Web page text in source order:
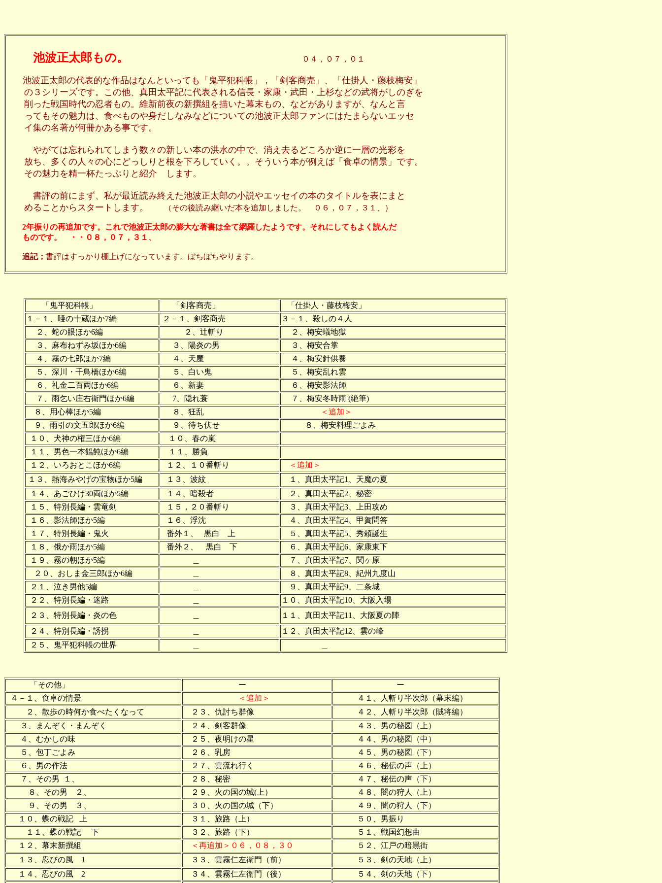
池波正太郎もの。 ０４，０７，０１
池波正太郎の代表的な作品はなんといっても「鬼平犯科帳」，「剣客商売」、「仕掛人・藤枝梅安」
の３シリーズです。この他、真田太平記に代表される信長・家康・武田・上杉などの武将がしのぎを
削った戦国時代の忍者もの。維新前夜の新撰組を描いた幕末もの、などがありますが、なんと言
ってもその魅力は、食べものや身だしなみなどについての池波正太郎ファンにはたまらないエッセ
イ集の名著が何冊かある事です。
やがては忘れられてしまう数々の新しい本の洪水の中で、消え去るどころか逆に一層の光彩を
放ち、多くの人々の心にどっしりと根を下ろしていく。。そういう本が例えば「食卓の情景」です。
その魅力を精一杯たっぷりと紹介 します。
書評の前にまず、私が最近読み終えた池波正太郎の小説やエッセイの本のタイトルを表にまと
めることからスタートします。
（その後読み継いだ本を追加しました。 ０６，０７，３１、）
2年振りの再追加です。これで池波正太郎の膨大な著書は全て網羅したようです。それにしてもよく読んだ
ものです。
・・０８，０７，３１、
追記； 書評はすっかり棚上げになっています。ぼちぼちやります。
「鬼平犯科帳」 「剣客商売」
「仕掛人・藤枝梅安」
１－１、唖の十蔵ほか7編
２－１、剣客商売
３－１、殺しの４人
２、蛇の眼ほか6編
２、辻斬り
２、梅安蟻地獄
３、麻布ねずみ坂ほか6編
３、陽炎の男
３、梅安合掌
４、霧の七郎ほか7編
４、天魔
４、梅安針供養
５、深川・千鳥橋ほか6編
５、白い鬼
５、梅安乱れ雲
６、礼金二百両ほか6編
６、新妻
６、梅安影法師
７、雨乞い庄右衛門ほか6編
7、隠れ蓑
７、梅安冬時雨 (絶筆)
８、用心棒ほか5編
８、狂乱
＜追加＞
９、雨引の文五郎ほか6編
９、待ち伏せ
８、梅安料理ごよみ
１０、犬神の権三ほか6編
１０、春の嵐
１１、男色一本饂飩ほか6編
１１、勝負
１２、いろおとこほか6編
１２、１０番斬り
＜追加＞
１３、熱海みやげの宝物ほか5編
１３、波紋
１、真田太平記1、天魔の夏
１４、あごひげ30両ほか5編
１４、暗殺者
２、真田太平記2、秘密
１５、特別長編・雲竜剣
１５，２０番斬り
３、真田太平記3、上田攻め
１６、影法師ほか5編
１６、浮沈
４、真田太平記4、甲賀問答
１７、特別長編・鬼火
番外１、 黒白 上
５、真田太平記5、秀頼誕生
１８、俄か雨ほか5編
番外２、 黒白 下
６、真田太平記6、家康東下
１９、霧の朝ほか5編
７、真田太平記7、関ヶ原
２０、おしま金三郎ほか6編
８、真田太平記8、紀州九度山
２１、泣き男他5編
９、真田太平記9、二条城
２２、特別長編・迷路
１０、真田太平記10、大阪入場
２３、特別長編・炎の色
１１、真田太平記11、大阪夏の陣
２４、特別長編・誘拐
１２、真田太平記12、雲の峰
２５、鬼平犯科帳の世界
「その他」 ー
ー
４－１、食卓の情景
＜追加＞
４１、人斬り半次郎（幕末編）
２、散歩の時何か食べたくなって
２３、仇討ち群像
４２、人斬り半次郎（賊将編）
３、まんぞく・まんぞく
２４、剣客群像
４３、男の秘図（上）
４、むかしの味
２５、夜明けの星
４４、男の秘図（中）
５、包丁ごよみ
２６、乳房
４５、男の秘図（下）
６、男の作法
２７、雲流れ行く
４６、秘伝の声（上）
７、その男 １、
２８、秘密
４７、秘伝の声（下）
８、その男 ２、
２９、火の国の城(上）
４８、闇の狩人（上）
９、その男 ３、
３０、火の国の城（下）
４９、闇の狩人（下）
１０、蝶の戦記 上
３１、旅路（上）
５０、男振り
１１、蝶の戦記 下
３２、旅路（下）
５１、戦国幻想曲
１２、幕末新撰組
＜再追加＞０６，０８，３０
５２、江戸の暗黒街
１３、忍びの風 1
３３、雲霧仁左衛門（前）
５３、剣の天地（上）
１４、忍びの風 2
３４、雲霧仁左衛門（後） ５４、剣の天地（下）